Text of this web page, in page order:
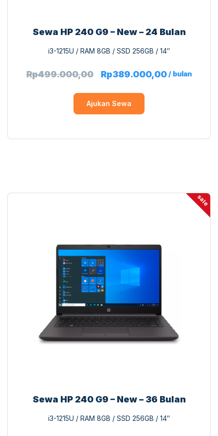
Sewa HP 240 G9 – New – 24 Bulan
i3-1215U / RAM 8GB / SSD 256GB / 14″
Rp499.000,00 Rp389.000,00 / bulan
Ajukan Sewa
sale
Sewa HP 240 G9 – New – 36 Bulan
i3-1215U / RAM 8GB / SSD 256GB / 14″